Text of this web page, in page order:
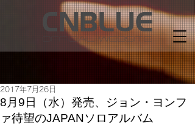
8月9日（水）発売、ジョン・ヨンフ
ァ待望のJAPANソロアルバム
2017年7月26日